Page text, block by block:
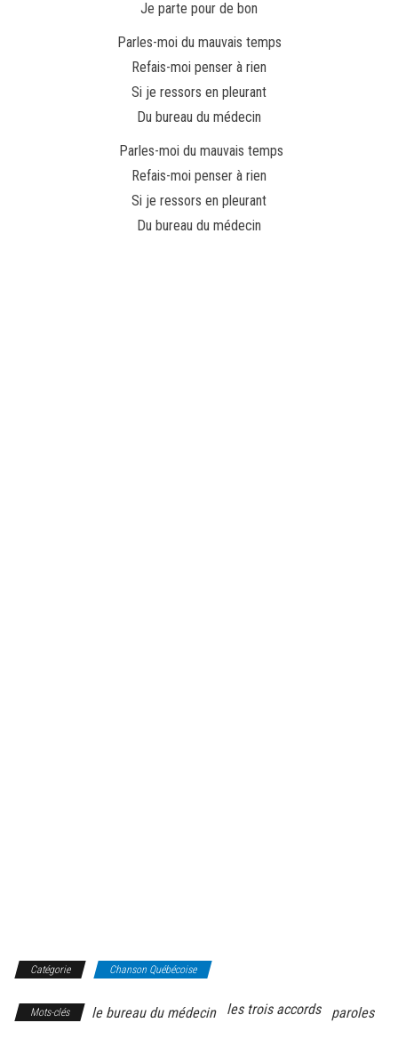
Je parte pour de bon
Parles-moi du mauvais temps
Refais-moi penser à rien
Si je ressors en pleurant
Du bureau du médecin
Parles-moi du mauvais temps
Refais-moi penser à rien
Si je ressors en pleurant
Du bureau du médecin
Catégorie Chanson Québécoise
Mots-clés le bureau du médecin les trois accords paroles